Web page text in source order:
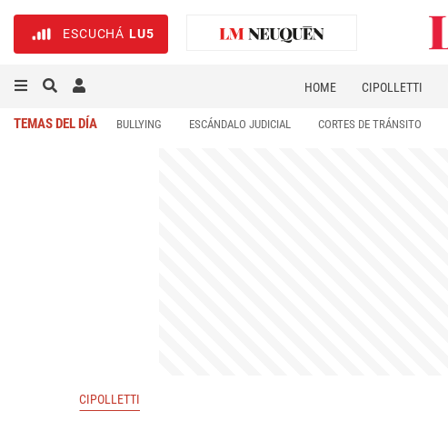
ESCUCHÁ LU5
HOME CIPOLLETTI
TEMAS DEL DÍA BULLYING ESCÁNDALO JUDICIAL CORTES DE TRÁNSITO
CIPOLLETTI